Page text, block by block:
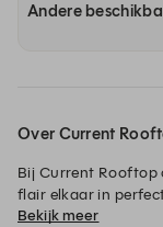
Andere
Over Current
Bij Current Rooftop
flair elkaar in
topkwaliteit zonder
Bekijk meer